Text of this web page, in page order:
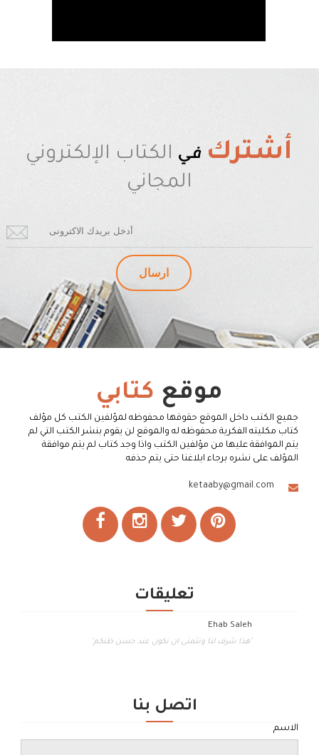
أشترك في الكتاب الإلكتروني
المجاني
موقع كتابي
جميع الكتب داخل الموقع حقوقها محفوظه لمؤلفين الكتب كل مؤلف
كتاب مكليته الفكرية محفوظه له والموقع لن يقوم بنشر الكتب التي لم
يتم الموافقة عليها من مؤلفين الكتب واذا وجد كتاب لم يتم موافقة
المؤلف على نشره برجاء ابلاغنا حتى يتم حذفه
ketaaby@gmail.com
تعليقات
Ehab Saleh
"هذا شرف لنا ونتمنى ان نكون عند حسن ظنكم"
اتصل بنا
الاسم